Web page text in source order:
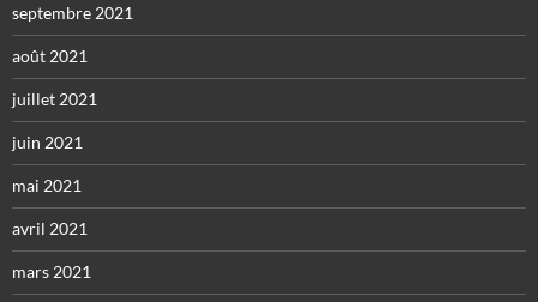
septembre 2021
août 2021
juillet 2021
juin 2021
mai 2021
avril 2021
mars 2021